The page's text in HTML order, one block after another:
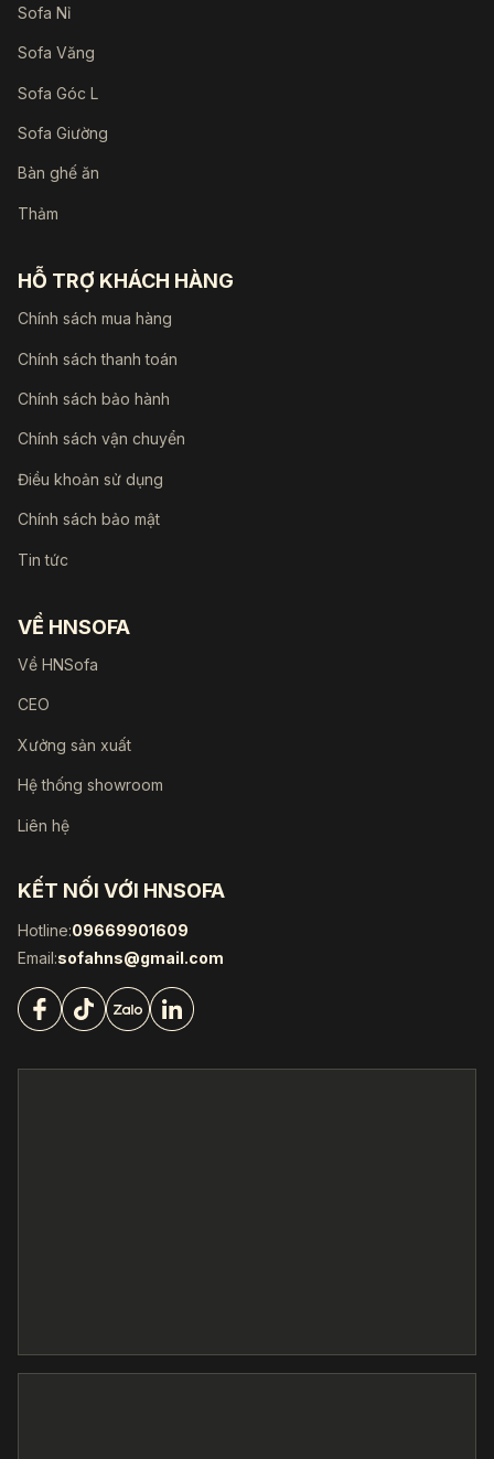
Sofa Nỉ
Sofa Văng
Sofa Góc L
Sofa Giường
Bàn ghế ăn
Thảm
HỖ TRỢ KHÁCH HÀNG
Chính sách mua hàng
Chính sách thanh toán
Chính sách bảo hành
Chính sách vận chuyển
Điều khoản sử dụng
Chính sách bảo mật
Tin tức
VỀ HNSOFA
Về HNSofa
CEO
Xưởng sản xuất
Hệ thống showroom
Liên hệ
KẾT NỐI VỚI HNSOFA
Hotline:09669901609
Email:sofahns@gmail.com